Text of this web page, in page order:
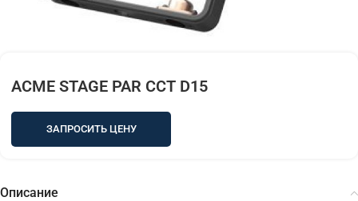
ACME STAGE PAR CCT D15
ЗАПРОСИТЬ ЦЕНУ
Описание